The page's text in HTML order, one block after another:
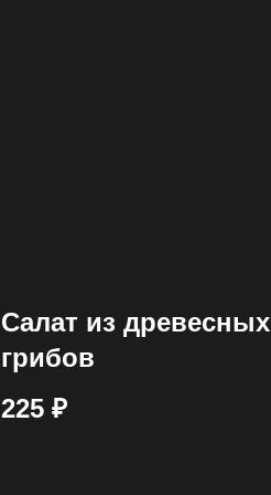
Салат из древесных
грибов
225 ₽